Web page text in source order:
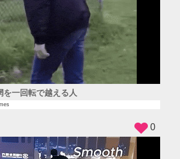
を一回転で越える人
0